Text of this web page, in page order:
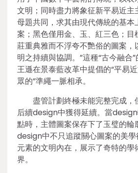
文明；同時盡力將象征新平易近主
母題共同，求其由現代傳統的基本
案；黑色僅用金、玉、紅三色；目
莊重典雅而不浮夸不艷俗的圖案，
明之持續與協調。”這種“古今融合
王遜在景泰藍改革中提倡的“平易
眾的”準繩一脈相承。
盡管計劃終極未能完整完成，
后續design中獲得延續。當
點時，主體圖案保存下了玉璧的輪
design中不只追蹤關心圖案的美
元素的文明內在，展示了奇特的學
界。